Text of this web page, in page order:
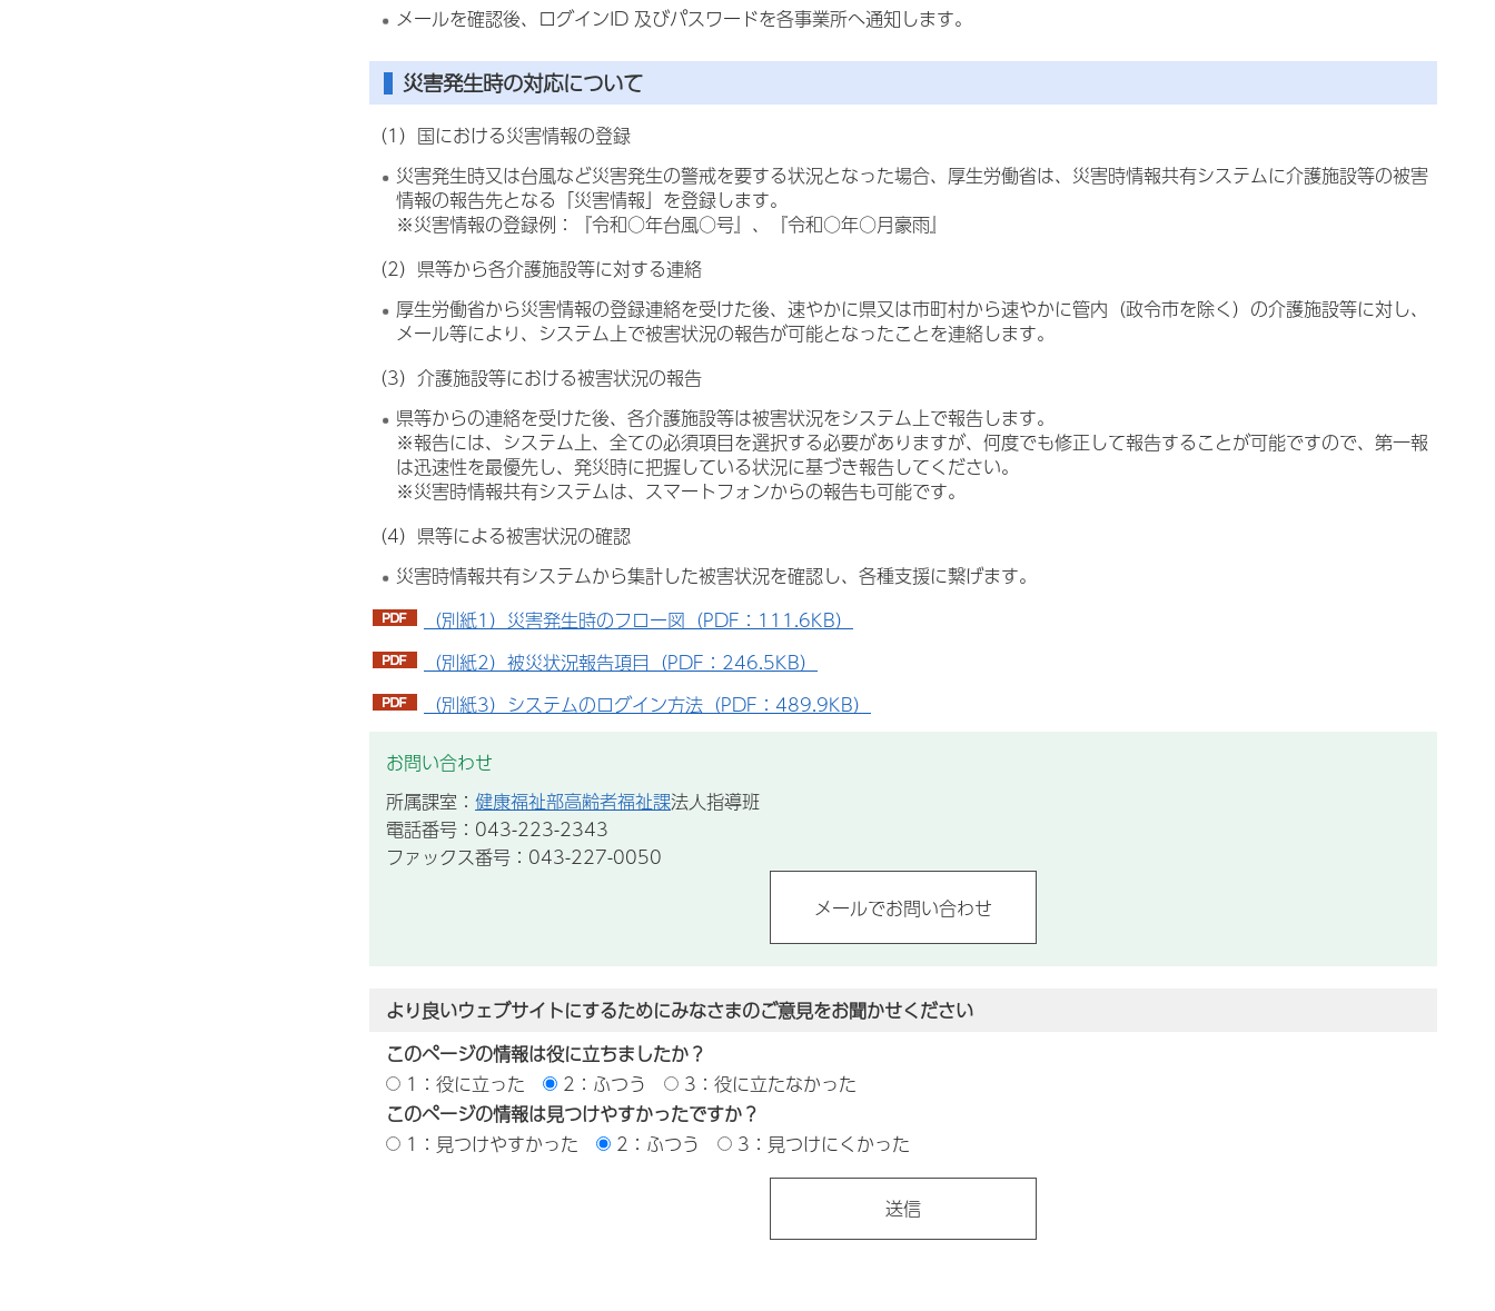
メールを確認後、ログインID 及びパスワードを各事業所へ通知します。
災害発生時の対応について
（1）国における災害情報の登録
災害発生時又は台風など災害発生の警戒を要する状況となった場合、厚生労働省は、災害時情報共有システムに介護施設等の被害
情報の報告先となる「災害情報」を登録します。
※災害情報の登録例：『令和○年台風○号』、『令和○年○月豪雨』
（2）県等から各介護施設等に対する連絡
厚生労働省から災害情報の登録連絡を受けた後、速やかに県又は市町村から速やかに管内（政令市を除く）の介護施設等に対し、
メール等により、システム上で被害状況の報告が可能となったことを連絡します。
（3）介護施設等における被害状況の報告
県等からの連絡を受けた後、各介護施設等は被害状況をシステム上で報告します。
※報告には、システム上、全ての必須項目を選択する必要がありますが、何度でも修正して報告することが可能ですので、第一報
は迅速性を最優先し、発災時に把握している状況に基づき報告してください。
※災害時情報共有システムは、スマートフォンからの報告も可能です。
（4）県等による被害状況の確認
災害時情報共有システムから集計した被害状況を確認し、各種支援に繋げます。
（別紙1）災害発生時のフロー図（PDF：111.6KB）
（別紙2）被災状況報告項目（PDF：246.5KB）
（別紙3）システムのログイン方法（PDF：489.9KB）
お問い合わせ
所属課室： 健康福祉部高齢者福祉課法人指導班
電話番号：043-223-2343
ファックス番号：043-227-0050
より良いウェブサイトにするためにみなさまのご意見をお聞かせください
このページの情報は役に立ちましたか？
1：役に立った
2：ふつう
3：役に立たなかった
このページの情報は見つけやすかったですか？
1：見つけやすかった
2：ふつう 3：見つけにくかった